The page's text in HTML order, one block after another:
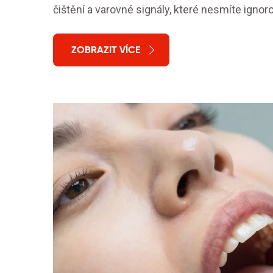
čištění a varovné signály, které nesmíte
ZOBRAZIT VÍCE